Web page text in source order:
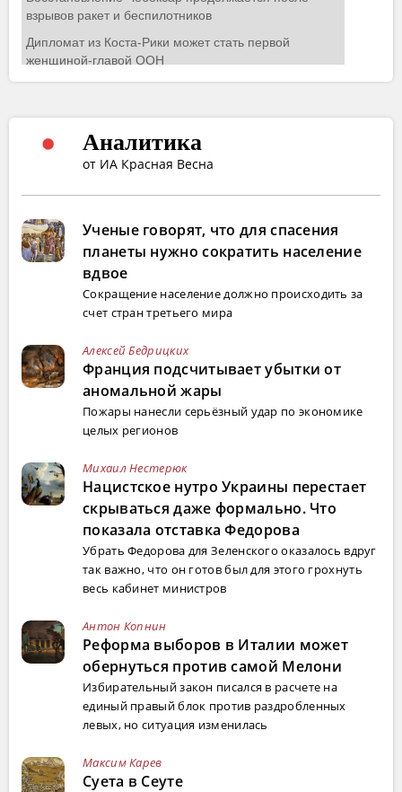
Аналитика
от ИА Красная Весна
Ученые говорят, что для спасения
планеты нужно сократить население
вдвое
Сокращение население должно происходить за
счет стран третьего мира
Алексей Бедрицких
Франция подсчитывает убытки от
аномальной жары
Пожары нанесли серьёзный удар по экономике
целых регионов
Михаил Нестерюк
Нацистское нутро Украины перестает
скрываться даже формально. Что
показала отставка Федорова
Убрать Федорова для Зеленского оказалось вдруг
так важно, что он готов был для этого грохнуть
весь кабинет министров
Антон Копнин
Реформа выборов в Италии может
обернуться против самой Мелони
Избирательный закон писался в расчете на
единый правый блок против раздробленных
левых, но ситуация изменилась
Максим Карев
Суета в Сеуте